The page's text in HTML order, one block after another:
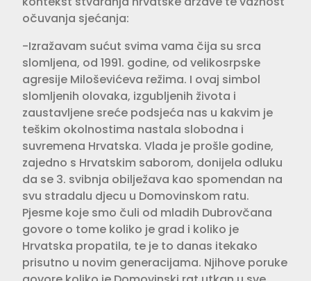
očuvanja sjećanja:
-Izražavam sućut svima vama čija su srca
slomljena, od 1991. godine, od velikosrpske
agresije Miloševićeva režima. I ovaj simbol
slomljenih olovaka, izgubljenih života i
zaustavljene sreće podsjeća nas u kakvim je
teškim okolnostima nastala slobodna i
suvremena Hrvatska. Vlada je prošle godine,
zajedno s Hrvatskim saborom, donijela odluku
da se 3. svibnja obilježava kao spomendan na
svu stradalu djecu u Domovinskom ratu.
Pjesme koje smo čuli od mladih Dubrovčana
govore o tome koliko je grad i koliko je
Hrvatska propatila, te je to danas itekako
prisutno u novim generacijama. Njihove poruke